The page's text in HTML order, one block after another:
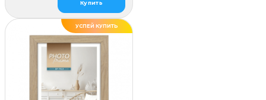
Купить
УСПЕЙ КУПИТЬ